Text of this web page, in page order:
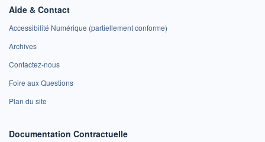
Aide & Contact
Accessibilité Numérique (partiellement conforme)
Archives
Contactez-nous
Foire aux Questions
Plan du site
Documentation Contractuelle